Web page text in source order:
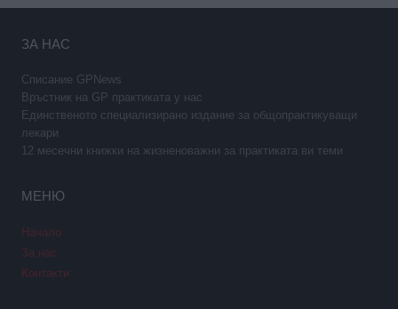
ЗА НАС
Списание GPNews
Връстник на GP практиката у нас
Единственото специализирано издание за общопрактикуващи
лекари
12 месечни книжки на жизненоважни за практиката ви теми
МЕНЮ
Начало
За нас
Контакти